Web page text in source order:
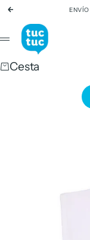
Ir al contenido
Anterior ENVÍO
tuc tuc
Menú
Cesta